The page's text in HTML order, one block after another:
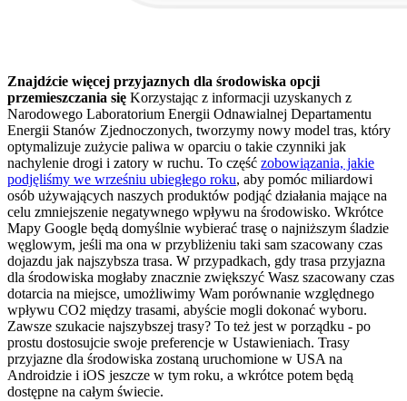
Znajdźcie więcej przyjaznych dla środowiska opcji
przemieszczania się Korzystając z informacji uzyskanych z
Narodowego Laboratorium Energii Odnawialnej Departamentu
Energii Stanów Zjednoczonych, tworzymy nowy model tras, który
optymalizuje zużycie paliwa w oparciu o takie czynniki jak
nachylenie drogi i zatory w ruchu. To część zobowiązania, jakie
podjęliśmy we wrześniu ubiegłego roku, aby pomóc miliardowi
osób używających naszych produktów podjąć działania mające na
celu zmniejszenie negatywnego wpływu na środowisko. Wkrótce
Mapy Google będą domyślnie wybierać trasę o najniższym śladzie
węglowym, jeśli ma ona w przybliżeniu taki sam szacowany czas
dojazdu jak najszybsza trasa. W przypadkach, gdy trasa przyjazna
dla środowiska mogłaby znacznie zwiększyć Wasz szacowany czas
dotarcia na miejsce, umożliwimy Wam porównanie względnego
wpływu CO2 między trasami, abyście mogli dokonać wyboru.
Zawsze szukacie najszybszej trasy? To też jest w porządku - po
prostu dostosujcie swoje preferencje w Ustawieniach. Trasy
przyjazne dla środowiska zostaną uruchomione w USA na
Androidzie i iOS jeszcze w tym roku, a wkrótce potem będą
dostępne na całym świecie.